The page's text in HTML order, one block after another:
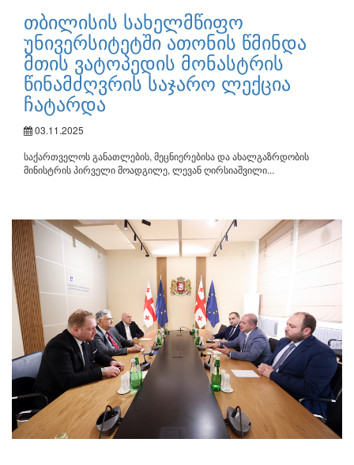
თბილისის სახელმწიფო
უნივერსიტეტში ათონის წმინდა
მთის ვატოპედის მონასტრის
წინამძღვრის საჯარო ლექცია
ჩატარდა
03.11.2025
საქართველოს განათლების, მეცნიერებისა და ახალგაზრდობის
მინისტრის პირველი მოადგილე, ლევან ღირსიაშვილი...